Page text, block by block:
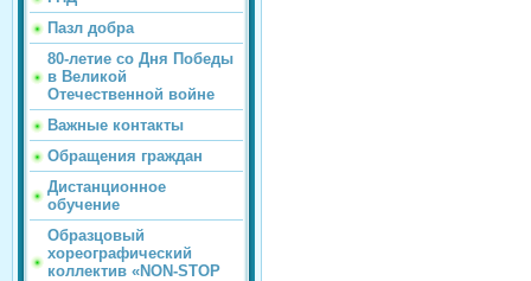
Пазл добра
80-летие со Дня Победы
в Великой
Отечественной войне
Важные контакты
Обращения граждан
Дистанционное
обучение
Образцовый
хореографический
коллектив «NON-STOP